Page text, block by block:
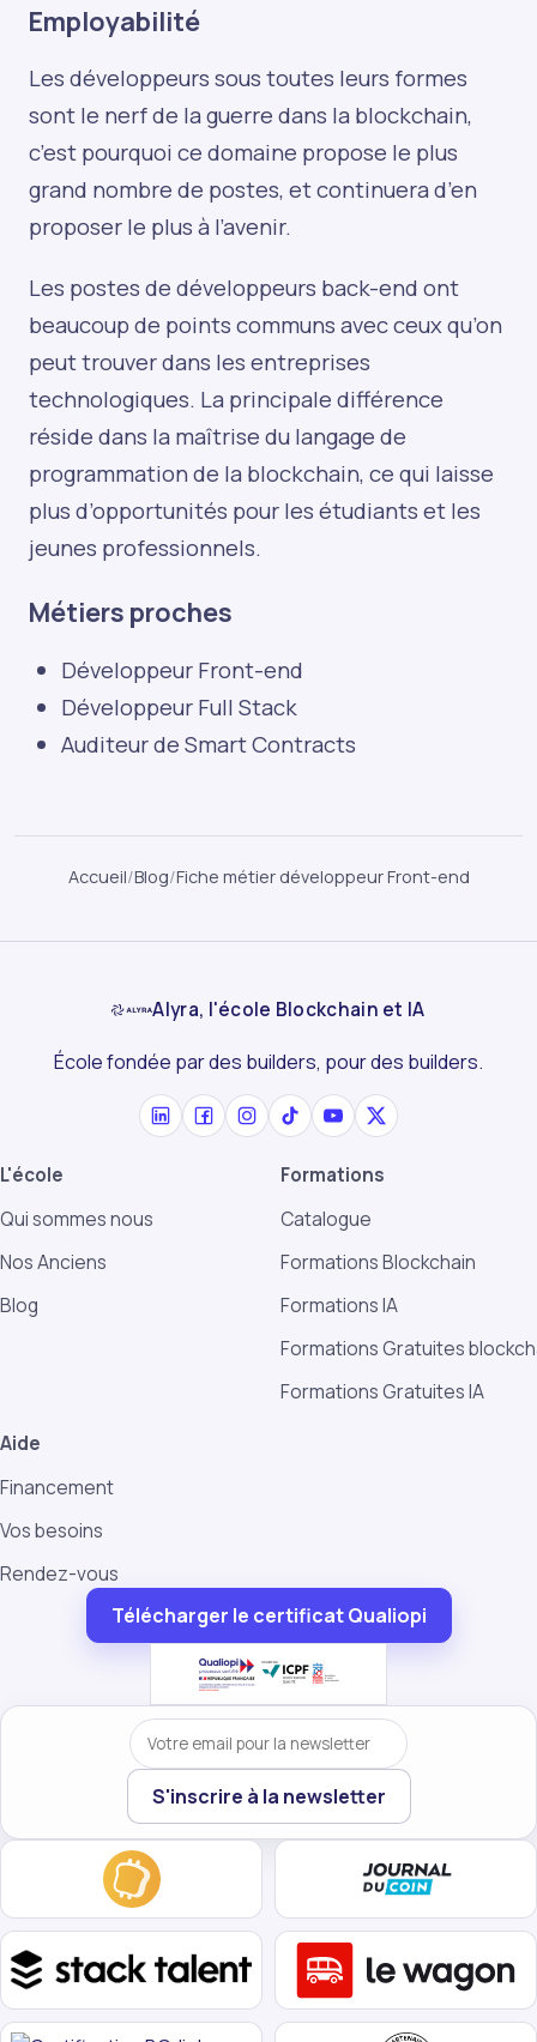
Employabilité
Les développeurs sous toutes leurs formes
sont le nerf de la guerre dans la blockchain,
c’est pourquoi ce domaine propose le plus
grand nombre de postes, et continuera d’en
proposer le plus à l’avenir.
Les postes de développeurs back-end ont
beaucoup de points communs avec ceux qu’on
peut trouver dans les entreprises
technologiques. La principale différence
réside dans la maîtrise du langage de
programmation de la blockchain, ce qui laisse
plus d’opportunités pour les étudiants et les
jeunes professionnels.
Métiers proches
Développeur Front-end
Développeur Full Stack
Auditeur de Smart Contracts
Accueil/Blog/Fiche métier développeur Front-end
Alyra, l'école Blockchain et IA
École fondée par des builders, pour des builders.
L'école
Qui sommes nous
Nos Anciens
Blog
Formations
Catalogue
Formations Blockchain
Formations IA
Formations Gratuites
Formations Gratuites IA
Aide
Financement
Vos besoins
Rendez-vous
Télécharger le certificat Qualiopi
Votre email
S'inscrire à la newsletter